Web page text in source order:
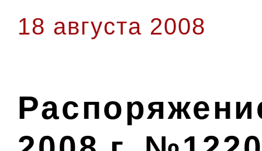
18 августа 2008